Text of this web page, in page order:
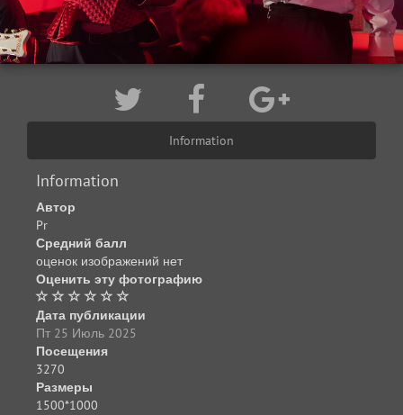
Information
Information
Автор
Pr
Средний балл
оценок изображений нет
Оценить эту фотографию
Дата публикации
Пт 25 Июль 2025
Посещения
3270
Размеры
1500*1000